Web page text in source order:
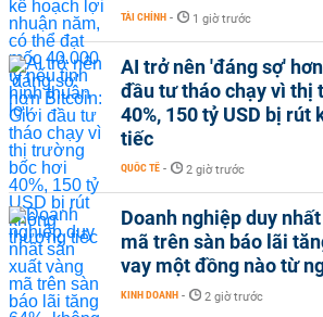
TÀI CHÍNH - 1 giờ trước
AI trở nên 'đáng sợ'
đầu tư tháo chạy vì thị
40%, 150 tỷ USD bị rút
tiếc
QUỐC TẾ - 2 giờ trước
Doanh nghiệp duy
mã trên sàn báo lãi
vay một đồng nào từ
KINH DOANH - 2 giờ trước